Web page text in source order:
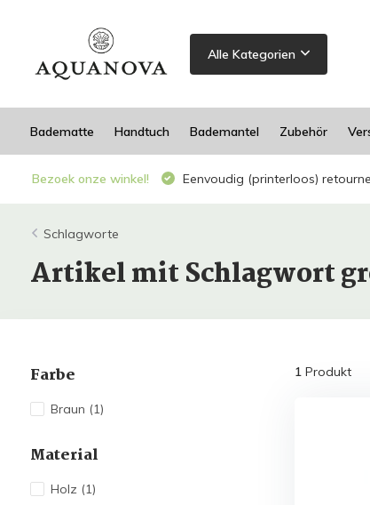
Alle Kategorien
Badematte Handtuch Bademantel Zubehör
Bezoek onze winkel! Eenvoudig (printerloos)
Schlagworte
Artikel mit Schlagwort
Farbe
Braun (1)
Material
Holz (1)
1Produkt